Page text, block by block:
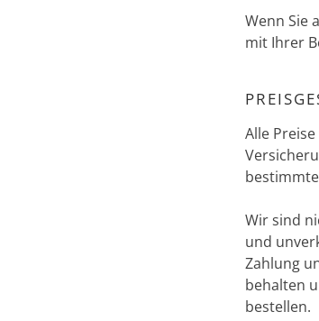
Wenn Sie
mit Ihrer
Alle
Wir sind
und
Zahlung
behalten
bestellen.